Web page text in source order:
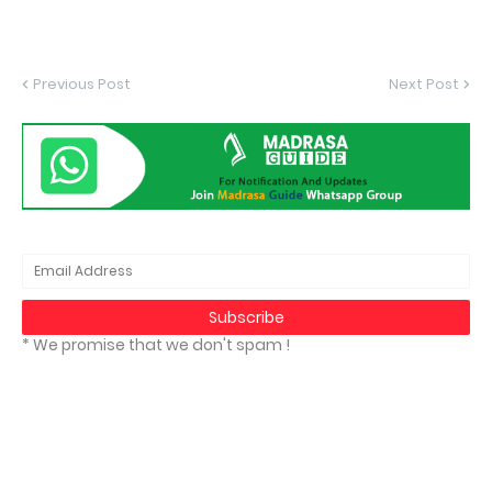
Previous Post Next Post
* We promise that we don't spam !